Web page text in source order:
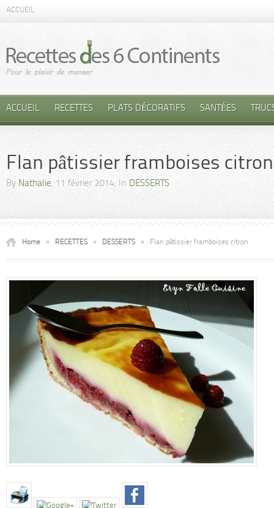
ACCUEIL
ACCUEIL RECETTES PLATS DÉCORATIFS SANTÉES
Flan pâtissier framboises citron
By Nathalie, 11 février 2014, In DESSERTS
Home » RECETTES » DESSERTS » Flan pâtissier framboises citron